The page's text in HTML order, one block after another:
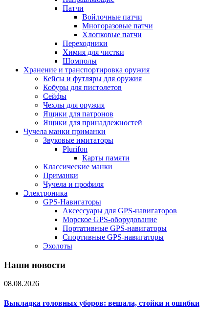
Патчи
Войлочные патчи
Многоразовые патчи
Хлопковые патчи
Переходники
Химия для чистки
Шомполы
Хранение и транспортировка оружия
Кейсы и футляры для оружия
Кобуры для пистолетов
Сейфы
Чехлы для оружия
Ящики для патронов
Ящики для принадлежностей
Чучела манки приманки
Звуковые имитаторы
Plurifon
Карты памяти
Классические манки
Приманки
Чучела и профиля
Электроника
GPS-Навигаторы
Аксессуары для GPS-навигаторов
Морское GPS-оборудование
Портативные GPS-навигаторы
Спортивные GPS-навигаторы
Эхолоты
Наши новости
08.08.2026
Выкладка головных уборов: вешала, стойки и ошибки